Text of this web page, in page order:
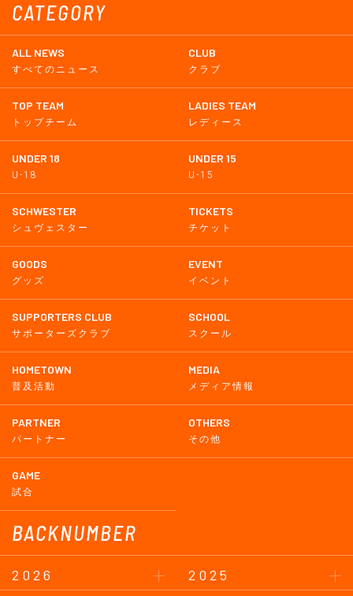
CATEGORY
ALL NEWS
すべてのニュース
CLUB
クラブ
TOP TEAM
トップチーム
LADIES TEAM
レディース
UNDER 18
U-18
UNDER 15
U-15
SCHWESTER
シュヴェスター
TICKETS
チケット
GOODS
グッズ
EVENT
イベント
SUPPORTERS CLUB
サポーターズクラブ
SCHOOL
スクール
HOMETOWN
普及活動
MEDIA
メディア情報
PARTNER
パートナー
OTHERS
その他
GAME
試合
BACKNUMBER
2026
2025